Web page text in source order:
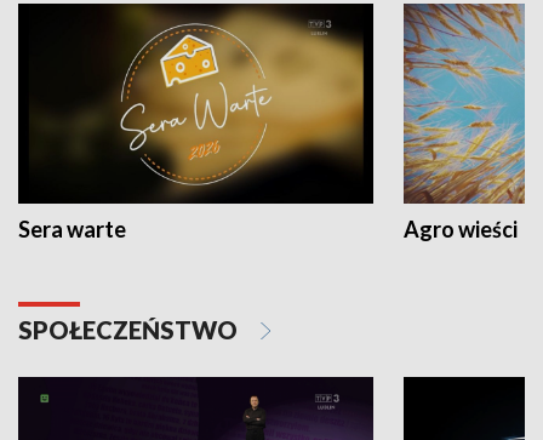
Sera warte Agro wieści
SPOŁECZEŃSTWO